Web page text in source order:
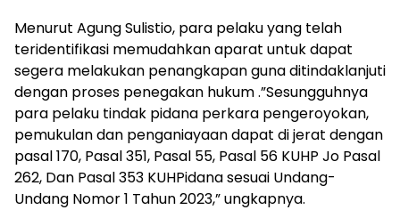
Menurut Agung Sulistio, para pelaku yang telah
teridentifikasi memudahkan aparat untuk dapat
segera melakukan penangkapan guna ditindaklanjuti
dengan proses penegakan hukum .”Sesungguhnya
para pelaku tindak pidana perkara pengeroyokan,
pemukulan dan penganiayaan dapat di jerat dengan
pasal 170, Pasal 351, Pasal 55, Pasal 56 KUHP Jo Pasal
262, Dan Pasal 353 KUHPidana sesuai Undang-
Undang Nomor 1 Tahun 2023,” ungkapnya.